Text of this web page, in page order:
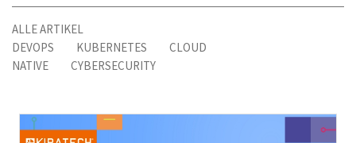
ALLE ARTIKEL
DEVOPS
KUBERNETES
CLOUD
NATIVE
CYBERSECURITY